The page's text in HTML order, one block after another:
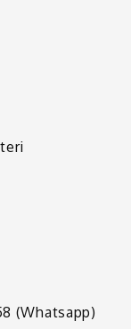
(Whatsapp)